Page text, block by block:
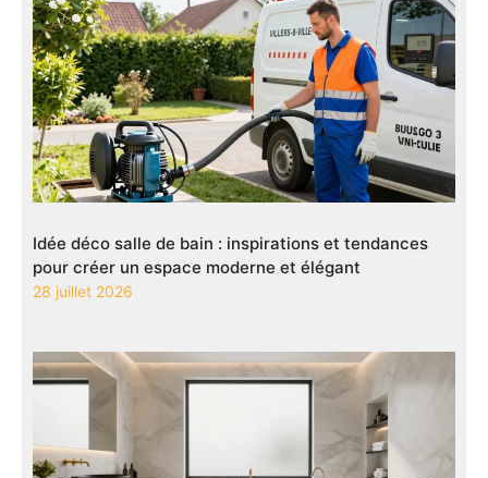
Idée déco salle de bain : inspirations et tendances
pour créer un espace moderne et élégant
28 juillet 2026